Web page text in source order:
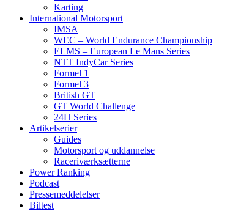
Karting
International Motorsport
IMSA
WEC – World Endurance Championship
ELMS – European Le Mans Series
NTT IndyCar Series
Formel 1
Formel 3
British GT
GT World Challenge
24H Series
Artikelserier
Guides
Motorsport og uddannelse
Raceriværksætterne
Power Ranking
Podcast
Pressemeddelelser
Biltest